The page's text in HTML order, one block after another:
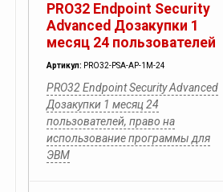
PRO32 Endpoint Security
Advanced Дозакупки 1
месяц 24 пользователей
Артикул: PRO32-PSA-AP-1M-24
PRO32 Endpoint Security Advanced
Дозакупки 1 месяц 24
пользователей, право на
использование программы для
ЭВМ